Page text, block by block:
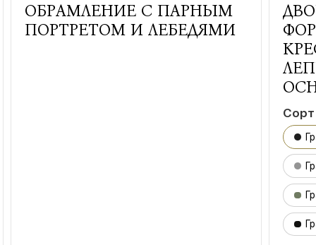
ОБРАМЛЕНИЕ С ПАРНЫМ
ПОРТРЕТОМ И ЛЕБЕДЯМИ
Сорт